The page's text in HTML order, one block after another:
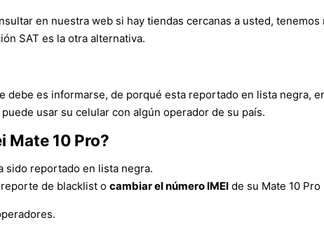
en nuestra web si hay tiendas cercanas a usted, tenemos
SAT es la otra alternativa.
debe es informarse, de porqué esta reportado en lista negra,
usar su celular con algún operador de su país.
Mate 10 Pro?
sido reportado en lista negra.
de blacklist o cambiar el número IMEI de su Mate 10 Pro